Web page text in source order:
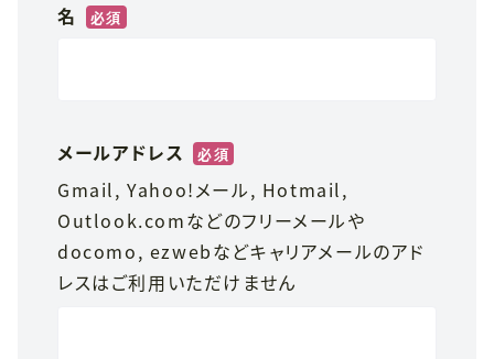
名 *
メールアドレス
Gmail, Yahoo!メール, Hotmail,
Outlook.comなどのフリーメールや
docomo, ezwebなどキャリアメールのアド
レスはご利用いただけません